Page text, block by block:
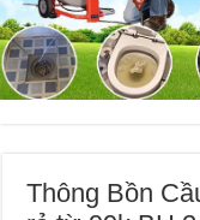
Thông Bồn